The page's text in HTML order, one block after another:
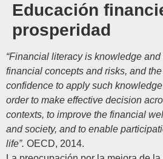
Educación
prosperidad
“Financial literacy is knowledge
financial concepts and risks, and
confidence to apply such
order to make effective decision
contexts, to improve the financial
and society, and to enable
life”. OECD, 2014.